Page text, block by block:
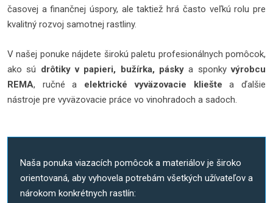
časovej a finančnej úspory, ale taktiež hrá často veľkú rolu pre
kvalitný rozvoj samotnej rastliny.
V našej ponuke nájdete širokú paletu profesionálnych pomôcok,
ako sú drôtiky v papieri, bužírka, pásky a sponkyvýrobcu
REMA, ručné a elektrické vyväzovacie kliešte a ďalšie
nástroje pre vyväzovacie práce vo vinohradoch a sadoch.
Naša ponuka viazacích pomôcok a materiálov je široko
orientovaná, aby vyhovela potrebám všetkých užívateľov a
nárokom konkrétnych rastlín: